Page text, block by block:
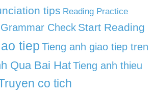
tips Reading Practice
Check Start Reading
tiep Tieng anh giao tiep tren
Qua Bai HatTieng anh thieu
co tich